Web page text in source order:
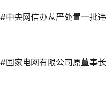
#中央网信办从严处置一批
#国家电网有限公司原董事